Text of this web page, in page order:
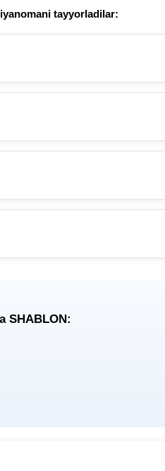
tayyorladilar:
SHABLON: